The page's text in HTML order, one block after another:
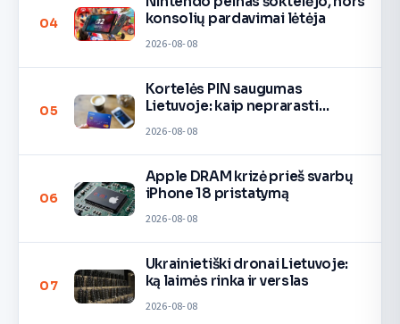
04
konsolių pardavimai lėtėja
2026-08-08
05
Kortelės PIN saugumas
Lietuvoje: kaip neprarasti
2026-08-08
06
Apple DRAM krizė prieš svarbų
iPhone 18 pristatymą
2026-08-08
07
Ukrainietiški dronai Lietuvoje:
ką laimės rinka ir verslas
2026-08-08